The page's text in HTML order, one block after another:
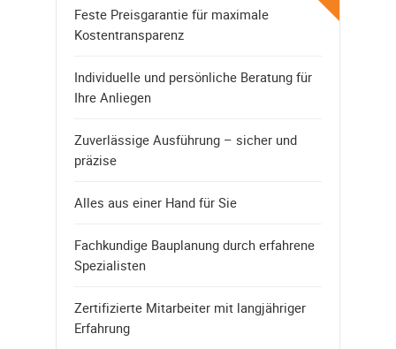
Feste Preisgarantie für maximale
Kostentransparenz
Individuelle und persönliche Beratung für
Ihre Anliegen
Zuverlässige Ausführung – sicher und
präzise
Alles aus einer Hand für Sie
Fachkundige Bauplanung durch erfahrene
Spezialisten
Zertifizierte Mitarbeiter mit langjähriger
Erfahrung